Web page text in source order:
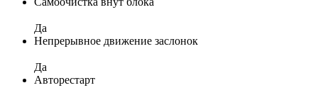
Да
Непрерывное движение заслонок
Да
Авторестарт